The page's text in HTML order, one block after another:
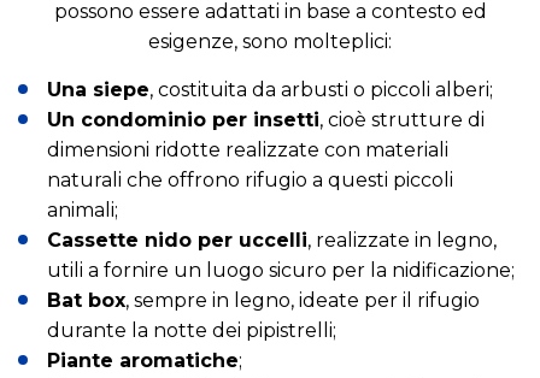
possono essere adattati in base a contesto ed
esigenze, sono molteplici:
Una siepe, costituita da arbusti o piccoli alberi;
Un condominio per insetti, cioè strutture di
dimensioni ridotte realizzate con materiali
naturali che offrono rifugio a questi piccoli
animali;
Cassette nido per uccelli, realizzate in legno,
utili a fornire un luogo sicuro per la nidificazione;
Bat box, sempre in legno, ideate per il rifugio
durante la notte dei pipistrelli;
Piante aromatiche;